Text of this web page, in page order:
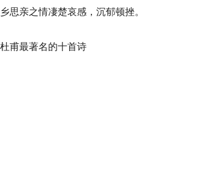
思亲之情凄楚哀感，沉郁顿挫。